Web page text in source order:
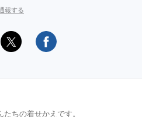
報する
ちの着せかえです。